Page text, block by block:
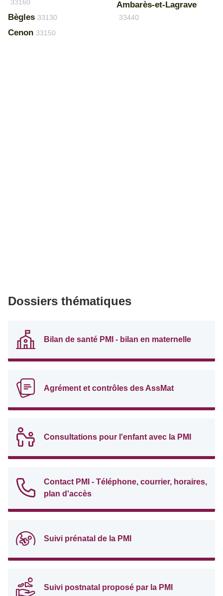
33160
Bègles 33130
Cenon 33150
Ambarès-et-Lagrave
33440
Dossiers thématiques
Bilan de santé PMI - bilan en maternelle
Agrément et contrôles des AssMat
Consultations pour l'enfant avec la PMI
Contact PMI - Téléphone, courrier, horaires,
plan d'accès
Suivi prénatal de la PMI
Suivi postnatal proposé par la PMI